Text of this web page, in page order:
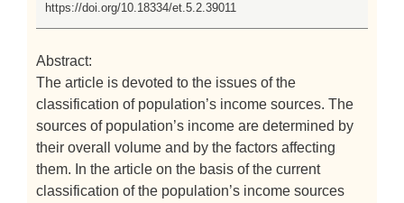
https://doi.org/10.18334/et.5.2.39011
Abstract:
The article is devoted to the issues of the
classification of population’s income sources. The
sources of population’s income are determined by
their overall volume and by the factors affecting
them. In the article on the basis of the current
classification of the population’s income sources